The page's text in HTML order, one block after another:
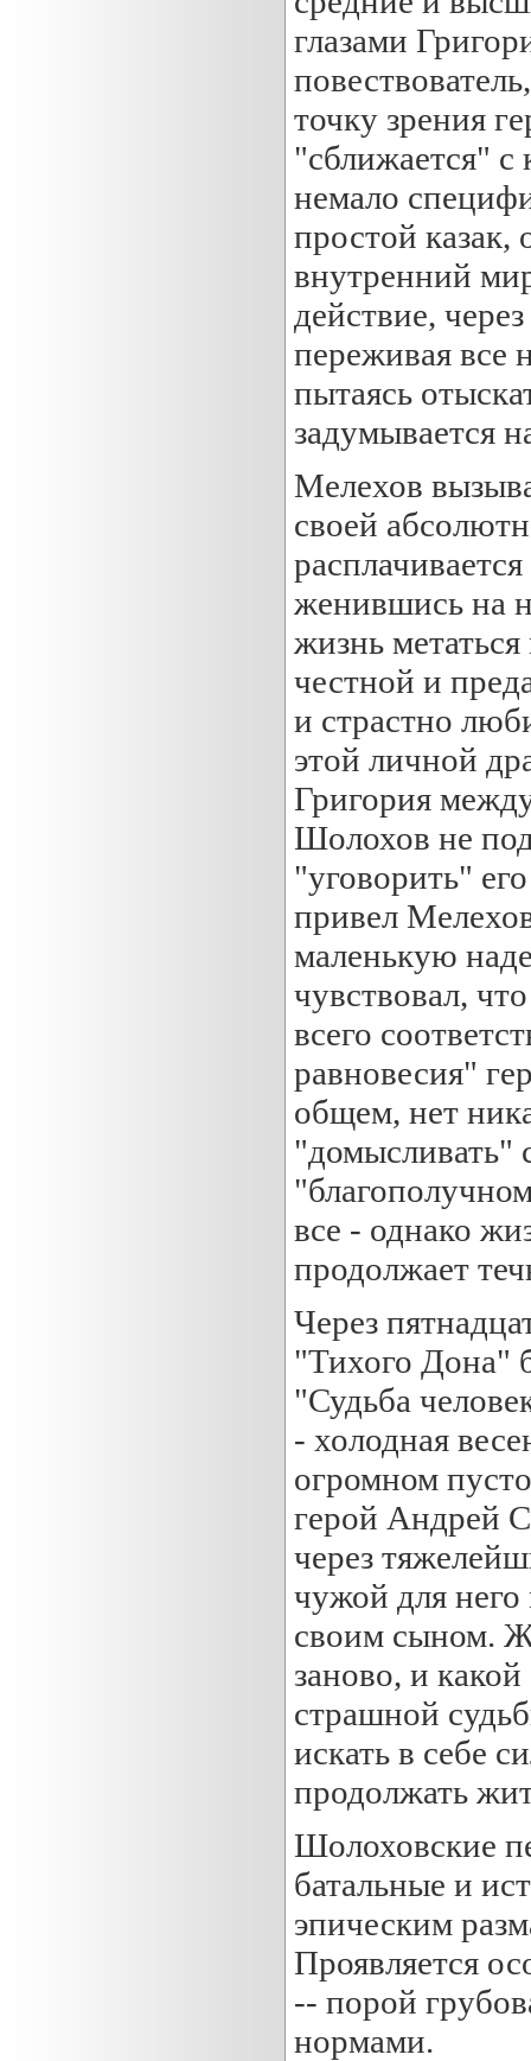
глазами
точку зрения
"сближается" с
немало
простой казак,
внутренний
действие,
переживая все
пытаясь
задумывается
Мелехов
своей
женившись на
жизнь
честной и
и страстно
этой личной
Григория
Шолохов не
"уговорить"
привел
маленькую
чувствовал,
всего
равновесия"
общем, нет
"домысливать"
все - однако
продолжает
Через
"Тихого Дона"
"Судьба
- холодная
огромном
герой Андрей
через
чужой для него
своим сыном.
заново, и
страшной
искать в себе
продолжать
Шолоховские
батальные и
эпическим
Проявляется
-- порой
нормами.